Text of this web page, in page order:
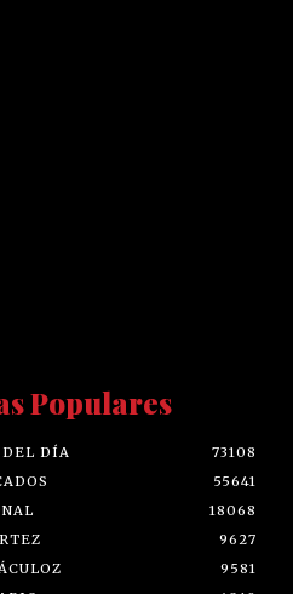
Populares
DÍA
73108
55641
18068
9627
9581